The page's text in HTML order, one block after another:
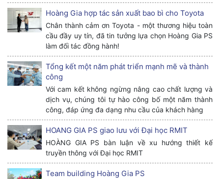
Hoàng Gia hợp tác sản xuất bao bì cho Toyota
Chân thành cảm ơn Toyota - một thương hiệu toàn
cầu đầy uy tín, đã tin tưởng lựa chọn Hoàng Gia PS
làm đối tác đồng hành!
Tổng kết một năm phát triển mạnh mẽ và thành
công
Với cam kết không ngừng nâng cao chất lượng và
dịch vụ, chúng tôi tự hào công bố một năm thành
công, đáp ứng đa dạng nhu cầu của khách hàng
HOANG GIA PS giao lưu với Đại học RMIT
HOÀNG GIA PS bàn luận về xu hướng thiết kế
truyền thông với Đại học RMIT
Team building Hoàng Gia PS